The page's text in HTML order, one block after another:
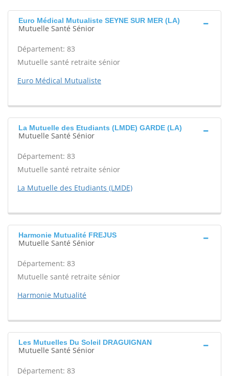
Euro Médical Mutualiste SEYNE SUR MER (LA)
Mutuelle Santé Sénior
Département: 83
Mutuelle santé retraite sénior
Euro Médical Mutualiste
La Mutuelle des Etudiants (LMDE) GARDE (LA)
Mutuelle Santé Sénior
Département: 83
Mutuelle santé retraite sénior
La Mutuelle des Etudiants (LMDE)
Harmonie Mutualité FREJUS
Mutuelle Santé Sénior
Département: 83
Mutuelle santé retraite sénior
Harmonie Mutualité
Les Mutuelles Du Soleil DRAGUIGNAN
Mutuelle Santé Sénior
Département: 83